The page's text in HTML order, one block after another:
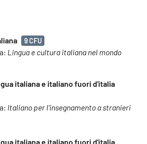
9 CFU
Lingua e cultura italiana nel mondo
italiana e italiano fuori d'italia
Italiano per l'insegnamento a stranieri
italiana e italiano fuori d'italia